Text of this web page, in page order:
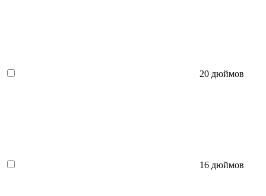
20 дюймов
16 дюймов